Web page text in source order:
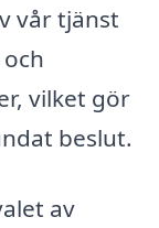
vår tjänst
vilket gör
beslut.
av